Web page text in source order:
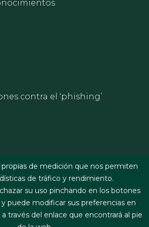
y
contra el ‘phishing’
de medición que nos permiten
de tráfico y rendimiento.
su uso pinchando en los botones
puede modificar sus preferencias en
través del enlace que encontrará al pie